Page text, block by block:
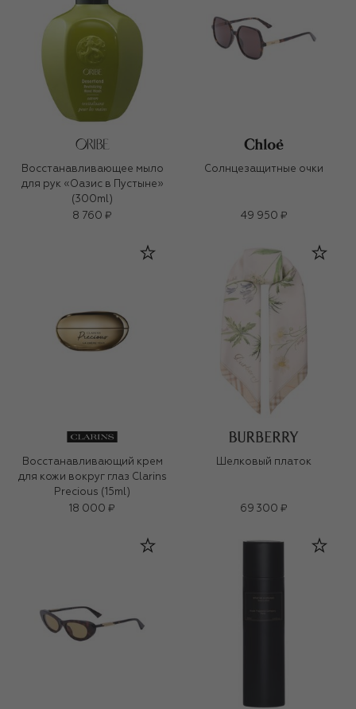
Восстанавливающее мыло
для рук «Оазис в Пустыне»
(300ml)
8 760 ₽
Солнцезащитные очки
49 950 ₽
Восстанавливающий крем
для кожи вокруг глаз Clarins
Precious (15ml)
18 000 ₽
Шелковый платок
69 300 ₽